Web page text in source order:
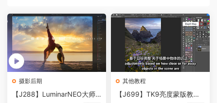
摄影后期
【J288】LuminarNEO大师
其他教程
【J699】TK9亮度蒙版教程S